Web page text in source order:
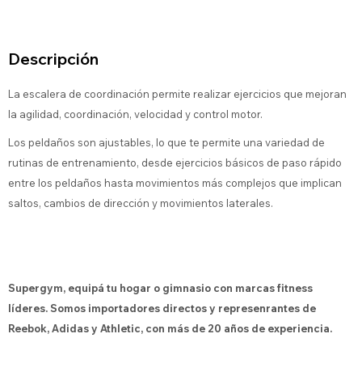
Descripción
La escalera de coordinación permite realizar ejercicios que mejoran
la agilidad, coordinación, velocidad y control motor.
Los peldaños son ajustables, lo que te permite una variedad de
rutinas de entrenamiento, desde ejercicios básicos de paso rápido
entre los peldaños hasta movimientos más complejos que implican
saltos, cambios de dirección y movimientos laterales.
Supergym, equipá tu hogar o gimnasio con marcas fitness
líderes. Somos importadores directos y represenrantes de
Reebok, Adidas y Athletic, con más de 20 años de experiencia.